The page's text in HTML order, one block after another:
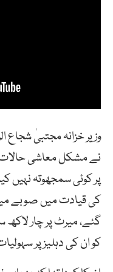
وزیر خزانہ مجتبیٰ
نے مشکل معاشی حالات
پر کوئی سمجھوتہ نہیں
کی قیادت میں صوبے
گئے، میرٹ پر چار لاکھ سے
کو ان کی دہلیز پر